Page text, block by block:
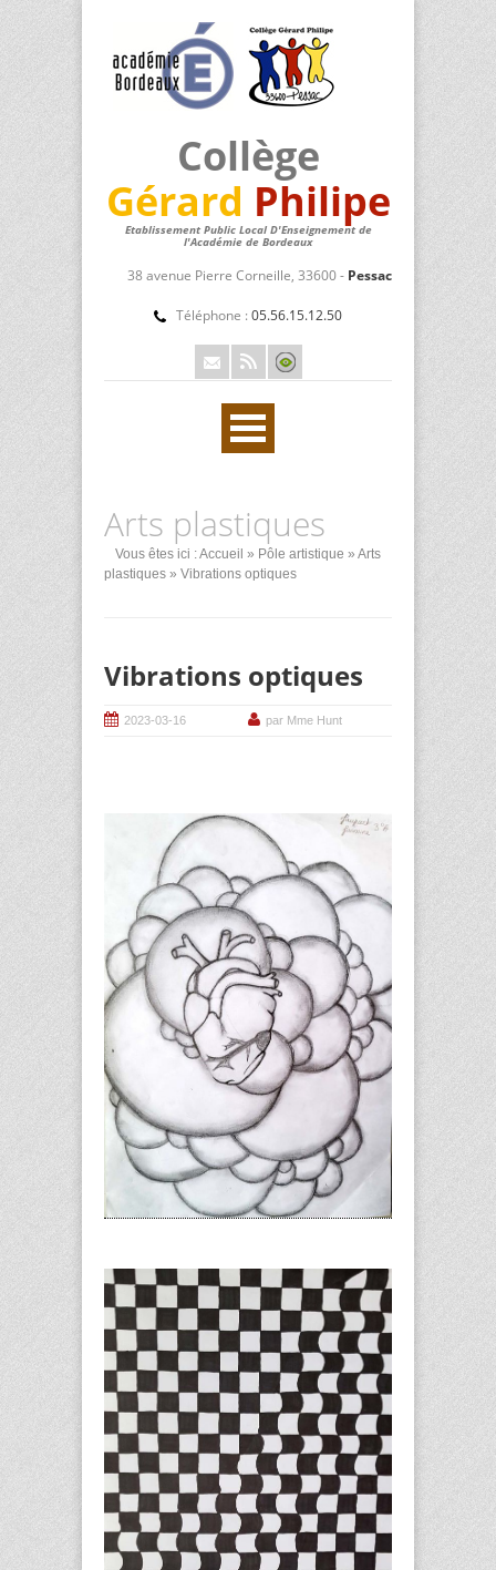
Collège
Gérard Philipe
Etablissement Public Local D'Enseignement de
l'Académie de Bordeaux
38 avenue Pierre Corneille, 33600 - Pessac
Téléphone : 05.56.15.12.50
Arts plastiques
Vous êtes ici :Accueil » Pôle artistique » Arts
plastiques » Vibrations optiques
Vibrations optiques
2023-03-16 par Mme Hunt